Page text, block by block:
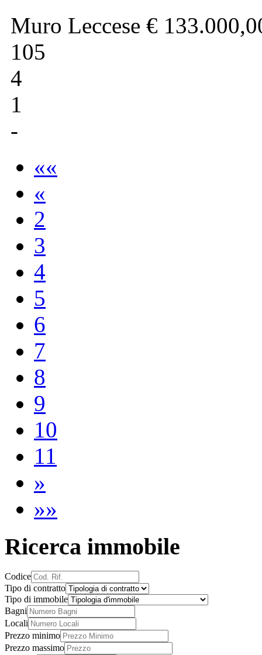
Muro Leccese €
105
4
1
-
««
«
2
3
4
5
6
7
8
9
10
11
»
»»
Ricerca immobile
Codice
Tipo di contratto
Tipo di immobile
Bagni
Locali
Prezzo minimo
Prezzo massimo